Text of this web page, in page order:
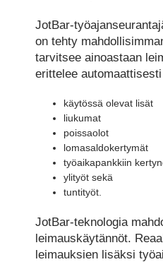
JotBar-
on tehty
tarvitsee ainoastaan
erittelee automaattisesti
käytössä olevat lisät
liukumat
poissaolot
lomasaldokertymät
työaikapankkiin
ylityöt sekä
tuntityöt.
JotBar-teknologia
leimauskäytännöt.
leimauksien lisäksi